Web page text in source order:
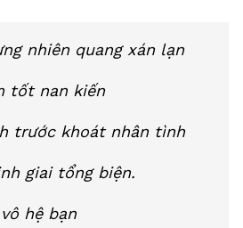
nhiên quang xán lạn
tốt nan kiến
trước khoát nhân tình
giai tổng biện.
hệ bạn